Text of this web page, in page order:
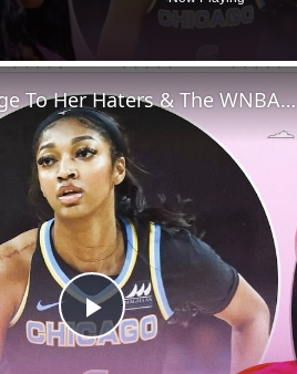
Play
To Her Haters & The WNBA…